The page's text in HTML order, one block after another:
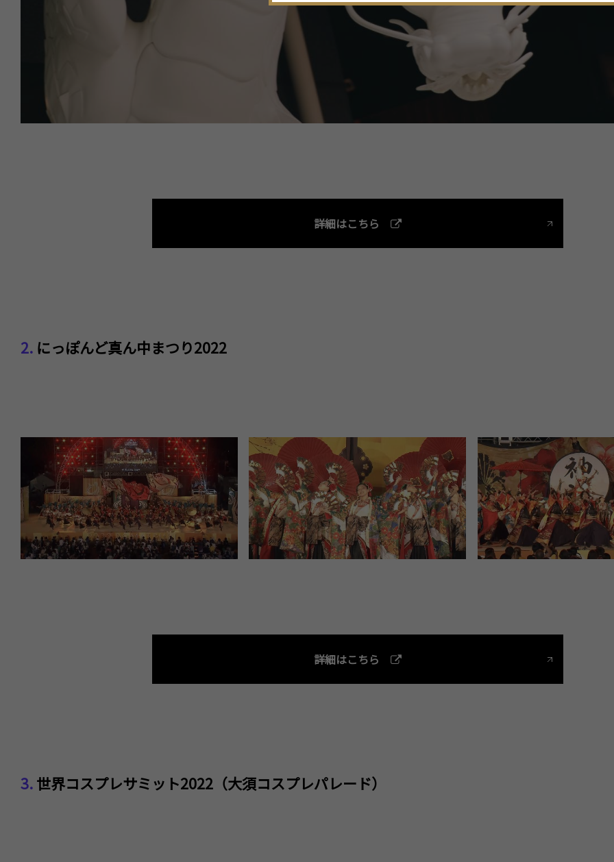
詳細はこちら
2. にっぽんど真ん中まつり2022
詳細はこちら
3. 世界コスプレサミット2022（大須コスプレパレード）